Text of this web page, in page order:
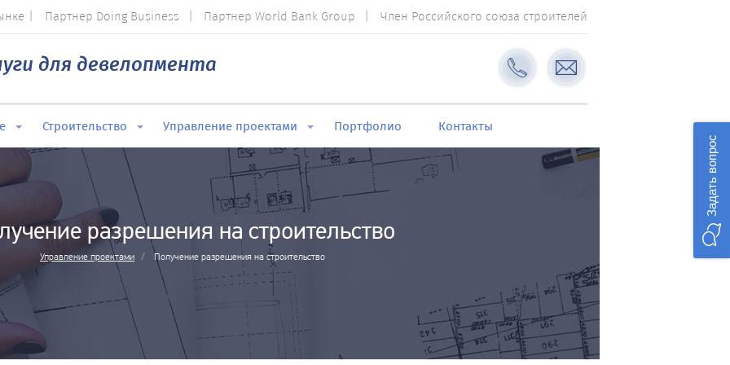
Партнер Doing Business Партнер World Bank Group Член Российского союза строителей
для девелопмента
Строительство Управление проектами Портфолио Контакты
разрешения на строительство
Управление проектами Получение разрешения на строительство
Задать вопрос